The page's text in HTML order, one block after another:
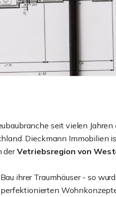
seit vielen
Dieckmann Immobilien
derVetriebsregion von
ihrer Traumhäuser - so